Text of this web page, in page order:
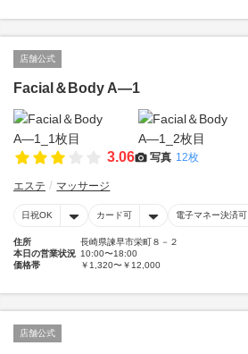
店舗公式
Facial＆Body A―1
3.06 写真 12枚
エステ マッサージ
日祝OK カード可 電子マネー決済可
住所
長崎県諫早市栄町８－２
本日の営業状況 10:00〜18:00
価格帯
￥1,320〜￥12,000
店舗公式